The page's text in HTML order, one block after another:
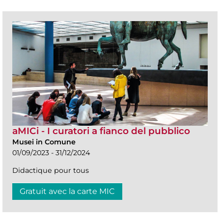
aMICi - I curatori a fianco del pubblico
Musei in Comune
01/09/2023 - 31/12/2024
Didactique pour tous
Gratuit avec la carte MIC